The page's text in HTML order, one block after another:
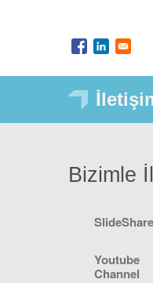
Bizimle
SlideShare
Youtube
Channel